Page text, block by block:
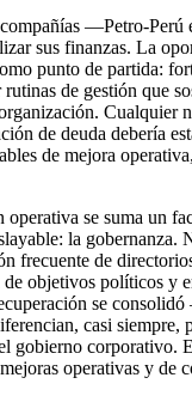
—Petro-
sus finanzas. La
punto de partida:
de gestión que
Cualquier
de deuda debería
de mejora
operativa se suma un
la gobernanza.
frecuente de
objetivos políticos y
se
casi siempre,
gobierno corporativo.
operativas y de